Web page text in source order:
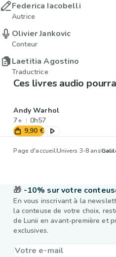
Federica Iacobelli
Autrice
Olivier Jankovic
Conteur
Laetitia Agostino
Traductrice
Ces livres audio
Andy Warhol
7+
0h57
9,90 €
Page d'accueilUnivers 3-8 ans
🎁 -10% sur votre
En vous inscrivant à la
la conteuse de votre choix,
de Lunii en avant-première et
exclusives.